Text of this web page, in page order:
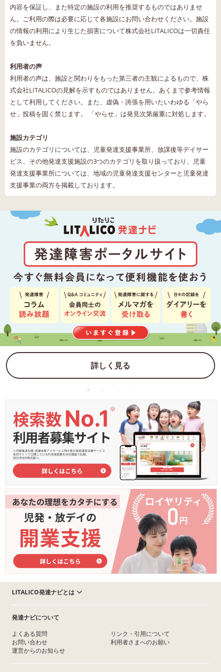
内容を保証し、また特定の施設の利用を推奨するものではありませ
ん。ご利用の際は必要に応じて各施設にお問い合わせください。施設
の情報の利用により生じた損害について株式会社LITALICOは一切責任
を負いません。
利用者の声
利用者の声は、施設と関わりをもった第三者の主観によるもので、株
式会社LITALICOの見解を示すものではありません。あくまで参考情報
として利用してください。また、虚偽・誇張を用いたいわゆる「やら
せ」投稿を固く禁じます。 「やらせ」は発見次第厳重に対処します。
施設カテゴリ
施設のカテゴリについては、児童発達支援事業所、放課後等デイサー
ビス、その他発達支援施設の3つのカテゴリを取り扱っており、児童
発達支援事業所については、地域の児童発達支援センターと児童発達
支援事業の両方を掲載しております。
詳しく見る
LITALICO発達ナビとは
発達ナビについて
よくある質問
お問い合わせ
運営からのお知らせ
リンク・引用について
利用者さまへのお願い